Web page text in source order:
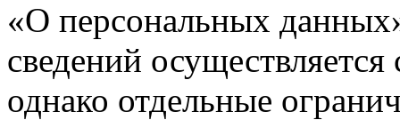
«О персональных
сведений
однако отдельные